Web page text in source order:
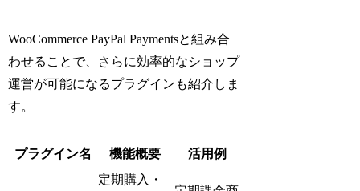
WooCommerce PayPal Paymentsと組み合
わせることで、さらに効率的なショップ
運営が可能になるプラグインも紹介しま
す。
プラグイン名 機能概要
活用例
定期購入・